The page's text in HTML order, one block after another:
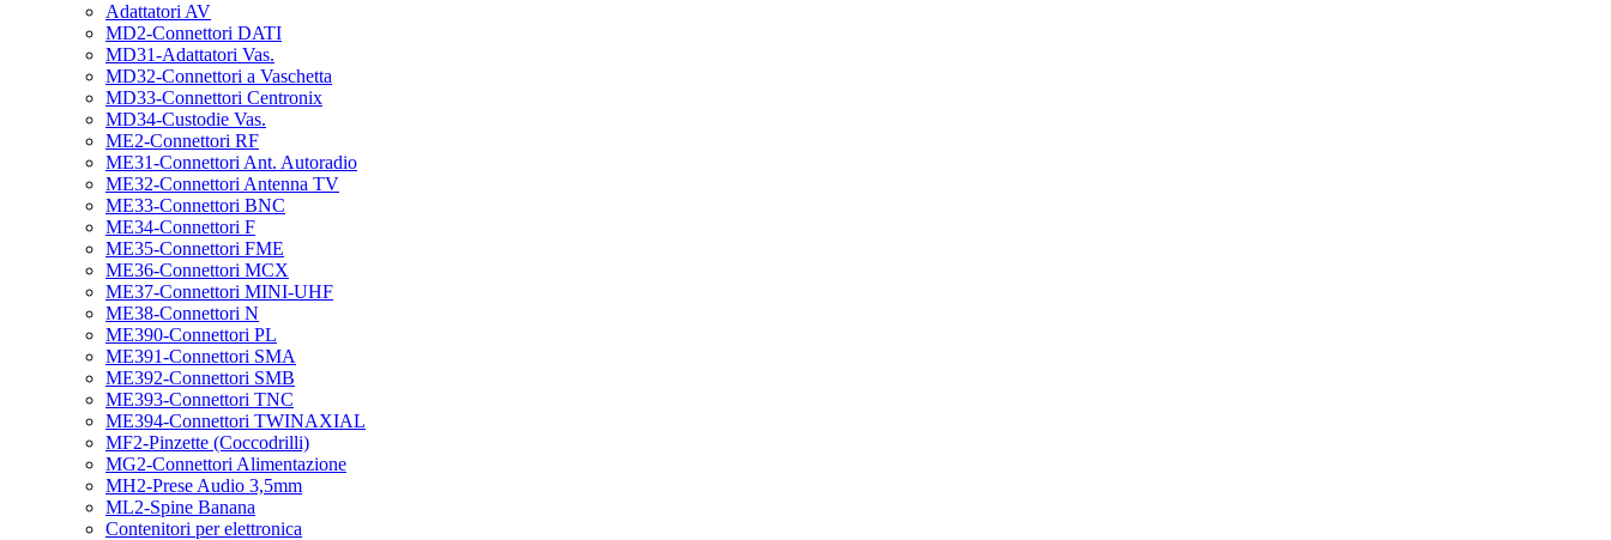
Adattatori AV
MD2-Connettori DATI
MD31-Adattatori Vas.
MD32-Connettori a Vaschetta
MD33-Connettori Centronix
MD34-Custodie Vas.
ME2-Connettori RF
ME31-Connettori Ant. Autoradio
ME32-Connettori Antenna TV
ME33-Connettori BNC
ME34-Connettori F
ME35-Connettori FME
ME36-Connettori MCX
ME37-Connettori MINI-UHF
ME38-Connettori N
ME390-Connettori PL
ME391-Connettori SMA
ME392-Connettori SMB
ME393-Connettori TNC
ME394-Connettori TWINAXIAL
MF2-Pinzette (Coccodrilli)
MG2-Connettori Alimentazione
MH2-Prese Audio 3,5mm
ML2-Spine Banana
Contenitori per elettronica